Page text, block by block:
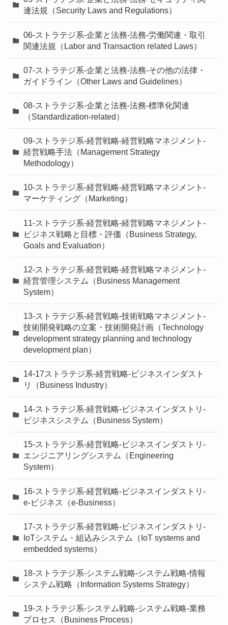
連法規（Security Laws and Regulations）
06-ストラテジ系-企業と法務-法務-労働関連・取引
関連法規（Labor and Transaction related Laws）
07-ストラテジ系-企業と法務-法務-その他の法律・
ガイドライン（Other Laws and Guidelines）
08-ストラテジ系-企業と法務-法務-標準化関連
（Standardization-related）
09-ストラテジ系-経営戦略-経営戦略マネジメント-
経営戦略手法（Management Strategy
Methodology）
10-ストラテジ系-経営戦略-経営戦略マネジメント-
マーケティング（Marketing）
11-ストラテジ系-経営戦略-経営戦略マネジメント-
ビジネス戦略と目標・評価（Business Strategy,
Goals and Evaluation）
12-ストラテジ系-経営戦略-経営戦略マネジメント-
経営管理システム（Business Management
System）
13-ストラテジ系-経営戦略-技術戦略マネジメント-
技術開発戦略の立案・技術開発計画（Technology
development strategy planning and technology
development plan）
14-17ストラテジ系-経営戦略-ビジネスインダスト
リ（Business Industry）
14-ストラテジ系-経営戦略-ビジネスインダストリ-
ビジネスシステム（Business System）
15-ストラテジ系-経営戦略-ビジネスインダストリ-
エンジニアリングシステム（Engineering
System）
16-ストラテジ系-経営戦略-ビジネスインダストリ-
e-ビジネス（e-Business）
17-ストラテジ系-経営戦略-ビジネスインダストリ-
IoTシステム・組込みシステム（IoT systems and
embedded systems）
18-ストラテジ系-システム戦略-システム戦略-情報
システム戦略（Information Systems Strategy）
19-ストラテジ系-システム戦略-システム戦略-業務
プロセス（Business Process）